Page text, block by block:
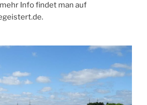
Info findet man auf